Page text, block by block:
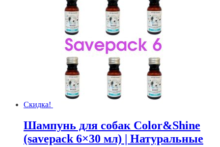
Скидка!
Шампунь для собак Color&Shine
(savepack 6×30 мл) | Натуральные